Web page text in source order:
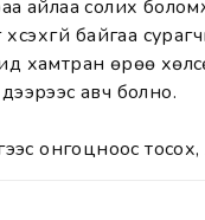
айлаа солих
байгаа
хамтран өрөө
авч болно.
онгоцноос тосох,